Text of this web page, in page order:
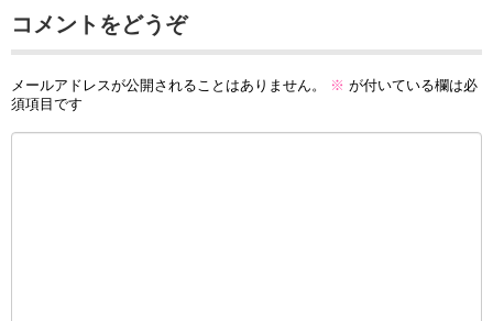
コメントをどうぞ
メールアドレスが公開されることはありません。 ※ が付いている欄は必
須項目です